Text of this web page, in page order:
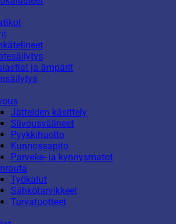
ja ämpärit
Jätteiden käsittely
Siivousvälineet
Pyykkihuolto
Kunnossapito
Parveke- ja kynnysmatot
Työkalut
Sähkötarvikkeet
Turvatuotteet